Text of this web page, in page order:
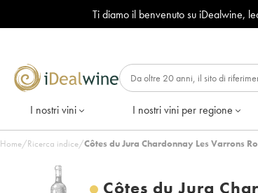
Ti diamo il benvenuto su iDealwine,
I nostri vini I nostri vini per regione
Home/Ricerca indice/Côtes du Jura Chardonnay Les Varrons
Côtes du Jura